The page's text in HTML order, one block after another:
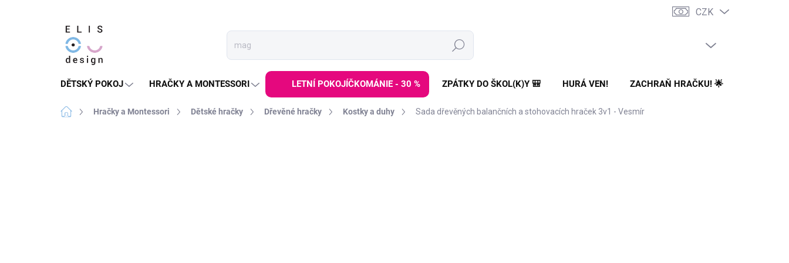
CZK
Hledat
DĚTSKÝ POKOJ HRAČKY A MONTESSORI LETNÍ POKOJÍČKOMÁNIE - 30 % ZPÁTKY DO ŠKOL(K)Y 🎒 HURÁ VEN! ZACHRAŇ HRAČKU! 🌟
Domů Hračky a Montessori Dětské hračky Dřevěné hračky Kostky a duhy Sada dřevěných balančních a stohovacích hraček 3v1 - Vesmír